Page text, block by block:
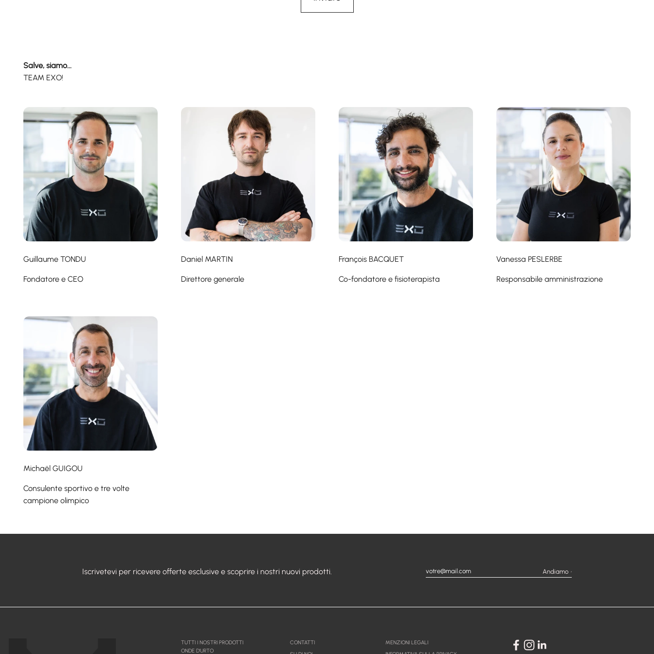
Salve, siamo...
Guillaume TONDU
Fondatore e CEO
Daniel MARTIN
Direttore generale
François BACQUET
Co-fondatore e fisioterapista
Vanessa PESLERBE
Responsabile amministrazione
Michaël GUIGOU
Consulente sportivo e tre volte
campione olimpico
Iscrivetevi per ricevere offerte esclusive e scoprire i nostri nuovi prodotti. Andiamo
TUTTI I NOSTRI PRODOTTI
ONDE D'URTO
CONTATTI
MENZIONI LEGALI